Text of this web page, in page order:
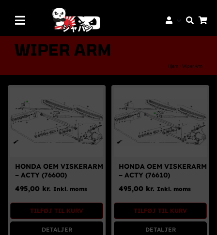
contentToggle
Navigation
Reservedele
Servicedele
K-Truck Dele
Brugte Dele
WIPER ARM
Hjem »Wiper Arm
HONDA OEM VISKERARM
– ACTY (76600)
495,00 kr. Inkl. moms
TILFØJ TIL KURV
DETALJER
HONDA OEM VISKERARM
– ACTY (76610)
495,00 kr. Inkl. moms
TILFØJ TIL KURV
DETALJER